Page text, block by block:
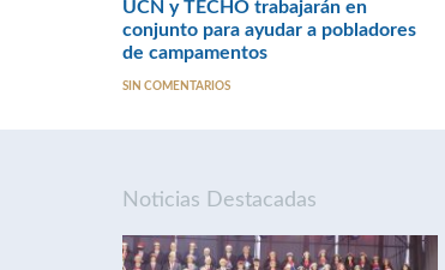
UCN y TECHO trabajarán en
conjunto para ayudar a pobladores
de campamentos
SIN COMENTARIOS
Noticias Destacadas